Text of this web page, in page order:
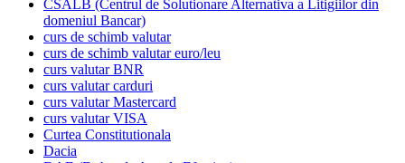
CSALB (Centrul de Solutionare Alternativa a Litigiilor din
domeniul Bancar)
curs de schimb valutar
curs de schimb valutar euro/leu
curs valutar BNR
curs valutar carduri
curs valutar Mastercard
curs valutar VISA
Curtea Constitutionala
Dacia